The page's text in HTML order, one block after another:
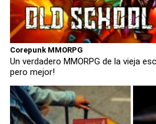
Corepunk MMORPG
Un verdadero MMORPG de la vieja
pero mejor!